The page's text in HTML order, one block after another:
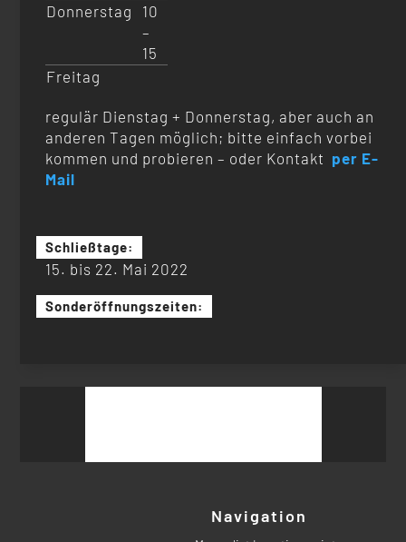
Donnerstag
10
–
15
Freitag
regulär Dienstag + Donnerstag, aber auch an
anderen Tagen möglich; bitte einfach vorbei
kommen und probieren – oder Kontakt per E-
Mail
Schließtage:
15. bis 22. Mai 2022
Sonderöffnungszeiten:
Navigation